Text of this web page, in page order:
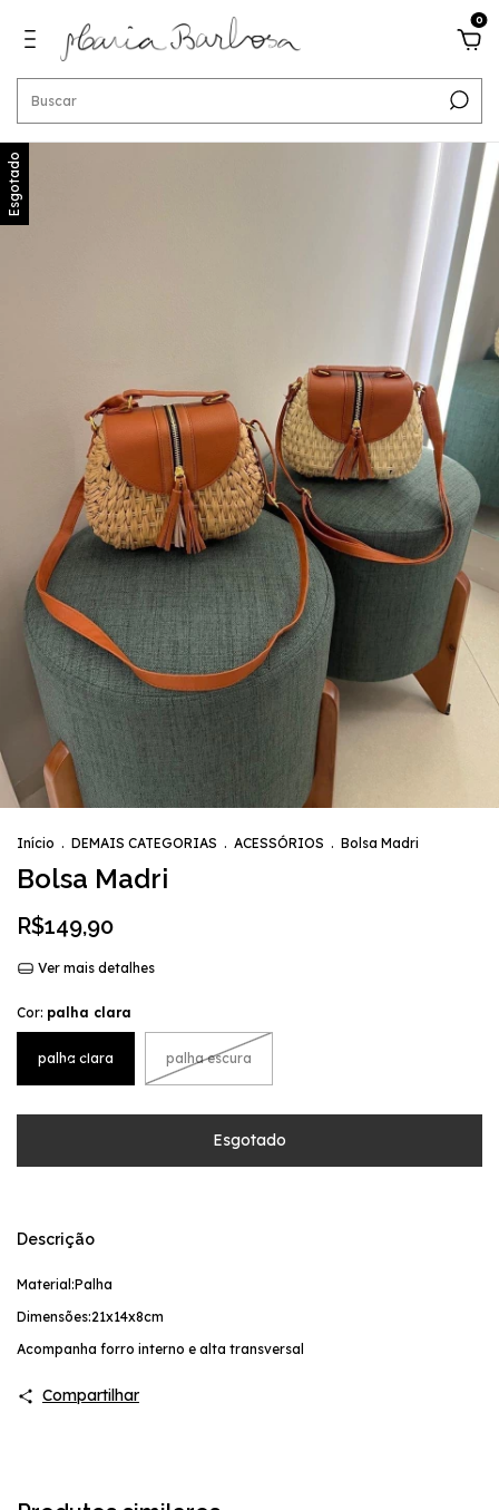
0
Esgotado
Início . DEMAIS CATEGORIAS . ACESSÓRIOS . Bolsa Madri
Bolsa Madri
R$149,90
Ver mais detalhes
Cor: palha clara
palha clara palha escura
Descrição
Material:Palha
Dimensões:21x14x8cm
Acompanha forro interno e alta transversal
Compartilhar